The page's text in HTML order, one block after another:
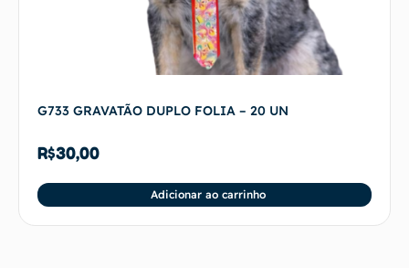
G733 GRAVATÃO DUPLO FOLIA – 20 UN
R$30,00
Adicionar ao carrinho